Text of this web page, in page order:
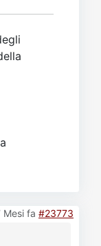
Mesi fa #23773